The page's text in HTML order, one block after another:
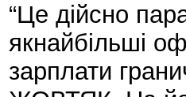
“Це дійсно
якнайбільші
зарплати